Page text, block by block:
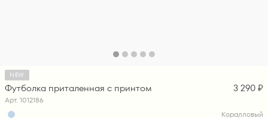
NEW
Футболка приталенная с принтом
Арт. 1012186
3 290 ₽
Коралловый